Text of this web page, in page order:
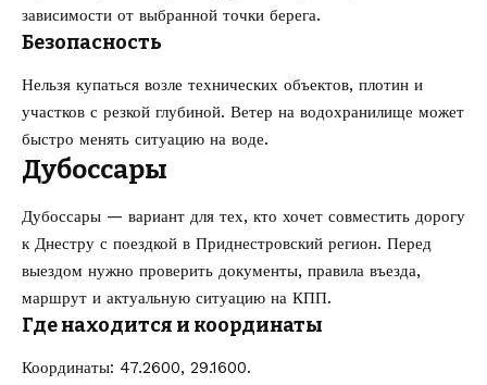
зависимости от выбранной точки берега.
Безопасность
Нельзя купаться возле технических объектов, плотин и
участков с резкой глубиной. Ветер на водохранилище может
быстро менять ситуацию на воде.
Дубоссары
Дубоссары — вариант для тех, кто хочет совместить дорогу
к Днестру с поездкой в Приднестровский регион. Перед
выездом нужно проверить документы, правила въезда,
маршрут и актуальную ситуацию на КПП.
Где находится и координаты
Координаты: 47.2600, 29.1600.